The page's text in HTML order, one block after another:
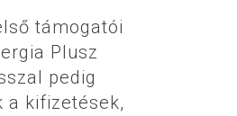
támogatói
Plusz
pedig
a kifizetések,